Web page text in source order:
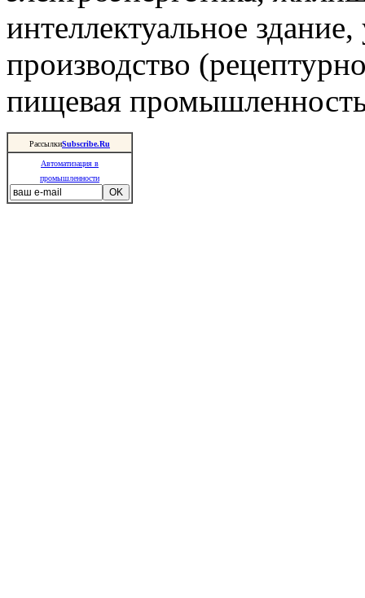
интеллектуальное
производство
пищевая
РассылкиSubscribe.Ru
Автоматизация в
промышленности